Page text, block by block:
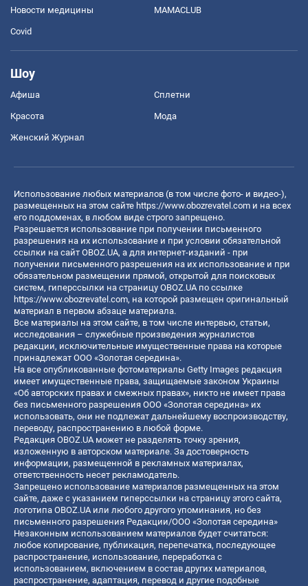
Новости медицины MAMACLUB
Covid
Шоу
Афиша Сплетни
Красота Мода
Женский Журнал
Использование любых материалов (в том числе фото- и видео-),
размещенных на этом сайте https://www.obozrevatel.com и на всех
его поддоменах, в любом виде строго запрещено.
Разрешается использование при получении письменного
разрешения на их использование и при условии обязательной
ссылки на сайт OBOZ.UA, а для интернет-изданий - при
получении письменного разрешения на их использование и при
обязательном размещении прямой, открытой для поисковых
систем, гиперссылки на страницу OBOZ.UA по ссылке
https://www.obozrevatel.com, на которой размещен оригинальный
материал в первом абзаце материала.
Все материалы на этом сайте, в том числе интервью, статьи,
исследования – служебные произведения журналистов
редакции, исключительные имущественные права на которые
принадлежат ООО «Золотая середина».
На все опубликованные фотоматериалы Getty Images редакция
имеет имущественные права, защищаемые законом Украины
«Об авторских правах и смежных правах», никто не имеет права
без письменного разрешения ООО «Золотая середина» их
использовать, они не подлежат дальнейшему воспроизводству,
переводу, распространению в любой форме.
Редакция OBOZ.UA может не разделять точку зрения,
изложенную в авторском материале. За достоверность
информации, размещенной в рекламных материалах,
ответственность несет рекламодатель.
Запрещено использование материалов размещенных на этом
сайте, даже с указанием гиперссылки на страницу этого сайта,
логотипа OBOZ.UA или любого другого упоминания, но без
письменного разрешения Редакции/ООО «Золотая середина»
Незаконным использованием материалов будет считаться:
любое копирование, публикация, перепечатка, последующее
распространение, использование, переработка с
использованием, включением в состав других материалов,
распространение, адаптация, перевод и другие подобные